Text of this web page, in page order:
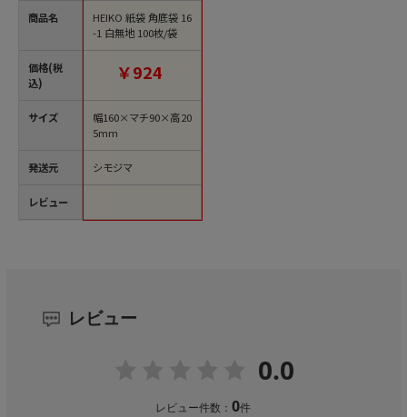
商品名
価格(税
込)
サイズ
発送元
レビュー
HEIKO 紙袋 角底袋 16
-1 白無地 100枚/袋
￥924
幅160×マチ90×高20
5mm
シモジマ
レビュー
0.0
レビュー件数：0件